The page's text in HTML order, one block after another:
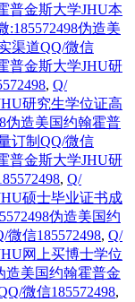
普金斯大学JHU本
:185572498伪造美
渠道QQ/微信
普金斯大学JHU研
, Q/
研究生学位证高
伪造美国约翰霍普
订制QQ/微信
普金斯大学JHU研
, Q/
硕士毕业证书成
伪造美国约
信185572498, Q/
网上买博士学位
造美国约翰霍普金
微信185572498,